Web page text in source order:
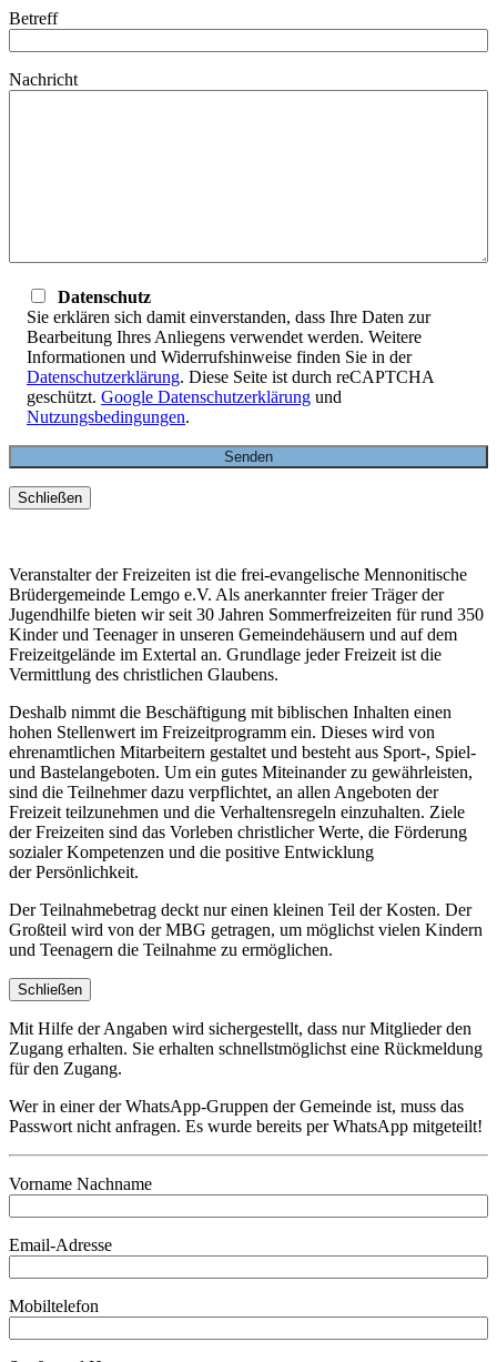
Betreff
Nachricht
Datenschutz
Sie erklären sich damit einverstanden, dass Ihre Daten zur
Bearbeitung Ihres Anliegens verwendet werden. Weitere
Informationen und Widerrufshinweise finden Sie in der
Datenschutzerklärung. Diese Seite ist durch reCAPTCHA
geschützt. Google Datenschutzerklärung und
Nutzungsbedingungen.
Schließen
Veranstalter der Freizeiten ist die frei-evangelische Mennonitische
Brüdergemeinde Lemgo e.V. Als anerkannter freier Träger der
Jugendhilfe bieten wir seit 30 Jahren Sommerfreizeiten für rund 350
Kinder und Teenager in unseren Gemeindehäusern und auf dem
Freizeitgelände im Extertal an. Grundlage jeder Freizeit ist die
Vermittlung des christlichen Glaubens.
Deshalb nimmt die Beschäftigung mit biblischen Inhalten einen
hohen Stellenwert im Freizeitprogramm ein. Dieses wird von
ehrenamtlichen Mitarbeitern gestaltet und besteht aus Sport-, Spiel-
und Bastelangeboten. Um ein gutes Miteinander zu gewährleisten,
sind die Teilnehmer dazu verpflichtet, an allen Angeboten der
Freizeit teilzunehmen und die Verhaltensregeln einzuhalten. Ziele
der Freizeiten sind das Vorleben christlicher Werte, die Förderung
sozialer Kompetenzen und die positive Entwicklung
der Persönlichkeit.
Der Teilnahmebetrag deckt nur einen kleinen Teil der Kosten. Der
Großteil wird von der MBG getragen, um möglichst vielen Kindern
und Teenagern die Teilnahme zu ermöglichen.
Schließen
Mit Hilfe der Angaben wird sichergestellt, dass nur Mitglieder den
Zugang erhalten. Sie erhalten schnellstmöglichst eine Rückmeldung
für den Zugang.
Wer in einer der WhatsApp-Gruppen der Gemeinde ist, muss das
Passwort nicht anfragen. Es wurde bereits per WhatsApp mitgeteilt!
Vorname Nachname
Email-Adresse
Mobiltelefon